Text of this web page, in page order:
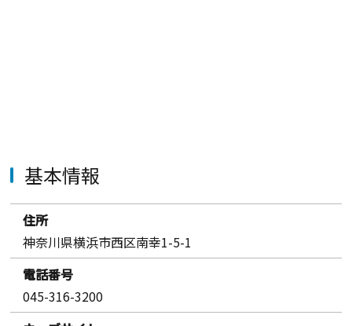
基本情報
住所
神奈川県横浜市西区南幸1-5-1
電話番号
045-316-3200